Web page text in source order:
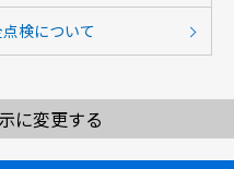
検について
に変更する